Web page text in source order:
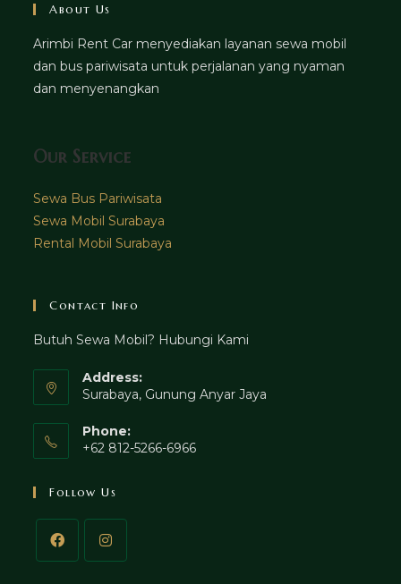
About Us
Arimbi Rent Car menyediakan layanan sewa mobil
dan bus pariwisata untuk perjalanan yang nyaman
dan menyenangkan
Our Service
Sewa Bus Pariwisata
Sewa Mobil Surabaya
Rental Mobil Surabaya
Contact Info
Butuh Sewa Mobil? Hubungi Kami
Address:
Surabaya, Gunung Anyar Jaya
Phone:
+62 812-5266-6966
Follow Us